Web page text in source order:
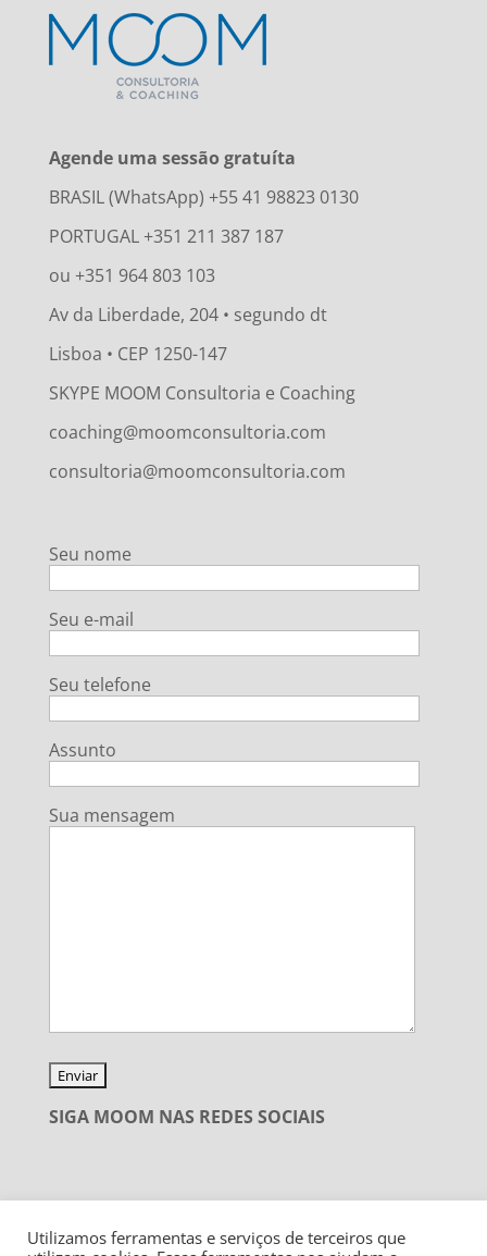
Agende uma sessão gratuíta
BRASIL (WhatsApp) +55 41 98823 0130
PORTUGAL +351 211 387 187
ou +351 964 803 103
Av da Liberdade, 204 • segundo dt
Lisboa • CEP 1250-147
SKYPE MOOM Consultoria e Coaching
coaching@moomconsultoria.com
consultoria@moomconsultoria.com
Seu nome
Seu e-mail
Seu telefone
Assunto
Sua mensagem
SIGA MOOM NAS REDES SOCIAIS
Utilizamos ferramentas e serviços de terceiros que